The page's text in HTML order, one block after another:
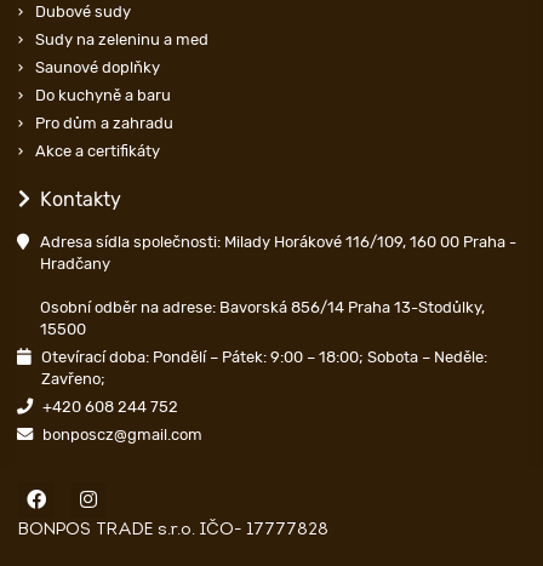
Dubové sudy
Sudy na zeleninu a med
Saunové doplňky
Do kuchyně a baru
Pro dům a zahradu
Akce a certifikáty
Kontakty
Adresa sídla společnosti: Milady Horákové 116/109, 160 00 Praha -
Hradčany
Osobní odběr na adrese: Bavorská 856/14 Praha 13-Stodůlky,
15500
Otevírací doba: Pondělí – Pátek: 9:00 – 18:00; Sobota – Neděle:
Zavřeno;
+420 608 244 752
bonposcz@gmail.com
BONPOS TRADE s.r.o. IČO- 17777828